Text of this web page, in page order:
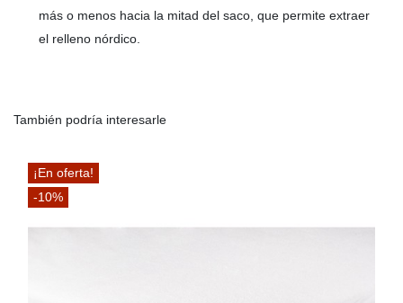
más o menos hacia la mitad del saco, que permite extraer
el relleno nórdico.
También podría interesarle
¡En oferta!
-10%